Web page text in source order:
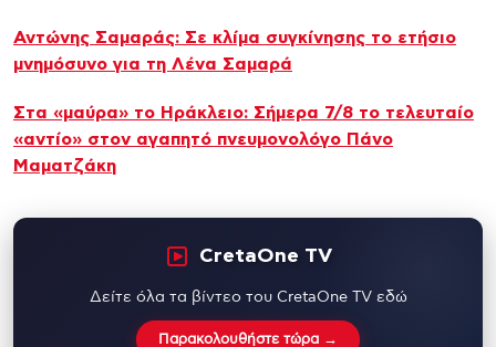
Αντώνης Σαμαράς: Σε κλίμα συγκίνησης το ετήσιο
μνημόσυνο για τη Λένα Σαμαρά
Στα «μαύρα» το Ηράκλειο: Σήμερα 7/8 το τελευταίο
«αντίο» στον αγαπητό πνευμονολόγο Πάνο
Μαματζάκη
CretaOne TV
Δείτε όλα τα βίντεο του CretaOne TV εδώ
Παρακολουθήστε τώρα →